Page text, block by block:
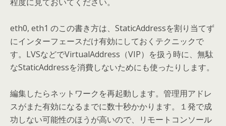
eth0, eth1 のこの書き方は、StaticAddressを割り当てず
にインターフェースだけ有効にしておくテクニックで
す。LVSなどでVirtualAddress（VIP）を扱う時に、無駄
なStaticAddressを消費しないためにも使ったりします。
編集したらネットワークを再起動します。管理用アドレ
スがまた有効になるまでに数十秒かかります。１発で成
功しない可能性のほうが高いので、リモートコンソール